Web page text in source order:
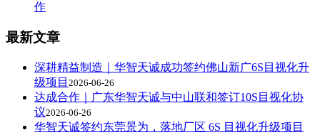
作
最新文章
深耕精益制造｜华智天诚成功签约佛山新广6S目视化升
级项目 2026-06-26
达成合作｜广东华智天诚与中山联和签订10S目视化协
议2026-06-26
华智天诚签约东莞景为，落地厂区 6S 目视化升级项目